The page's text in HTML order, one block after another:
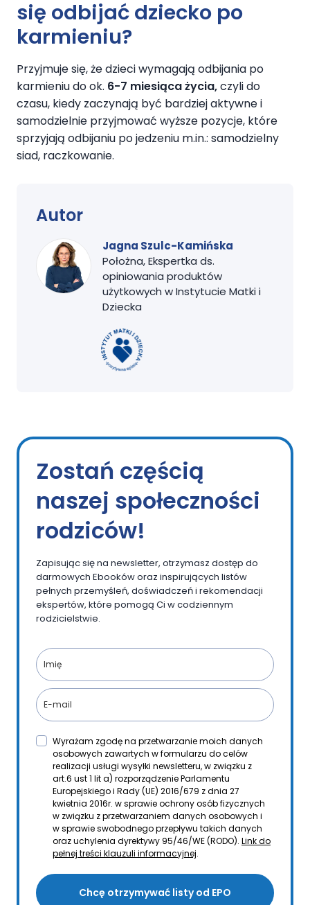
się odbijać dziecko po
karmieniu?
Przyjmuje się, że dzieci wymagają odbijania po
karmieniu do ok. 6-7 miesiąca życia,czyli do
czasu, kiedy zaczynają być bardziej aktywne i
samodzielnie przyjmować wyższe pozycje, które
sprzyjają odbijaniu po jedzeniu m.in.: samodzielny
siad, raczkowanie.
Autor
Jagna Szulc-Kamińska
Położna, Ekspertka ds.
opiniowania produktów
użytkowych w Instytucie Matki i
Dziecka
Zostań częścią
naszej społeczności
rodziców!
Zapisując się na newsletter, otrzymasz dostęp do
darmowych Ebooków oraz inspirujących listów
pełnych przemyśleń, doświadczeń i rekomendacji
ekspertów, które pomogą Ci w codziennym
rodzicielstwie.
Wyrażam zgodę na przetwarzanie moich danych
osobowych zawartych w formularzu do celów
realizacji usługi wysyłki newsletteru, w związku z
art.6 ust 1 lit a) rozporządzenie Parlamentu
Europejskiego i Rady (UE) 2016/679 z dnia 27
kwietnia 2016r. w sprawie ochrony osób fizycznych
w związku z przetwarzaniem danych osobowych i
w sprawie swobodnego przepływu takich danych
oraz uchylenia dyrektywy 95/46/WE (RODO). Link do
pełnej treści klauzuli informacyjnej.
Chcę otrzymywać listy od EPO